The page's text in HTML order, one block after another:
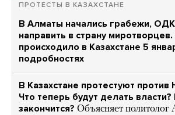
ПРОТЕСТЫ В КАЗАХСТАНЕ
В Алматы начались грабежи,
направить в страну миротворцев.
происходило в Казахстане 5
подробностях
В Казахстане протестуют против
Что теперь будут делать
закончится? Объясняет политолог